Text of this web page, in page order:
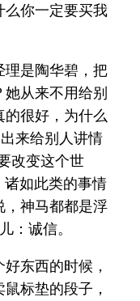
么你一定要买我
理是陶华碧，把
她从来不用给别
的很好，为什么
来给别人讲情
改变这个世
诸如此类的事情
，神马都都是浮
：诚信。
东西的时候，
标垫的段子，